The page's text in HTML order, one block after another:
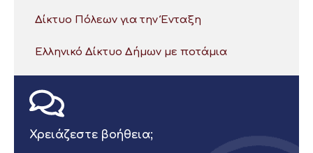
Δίκτυο Πόλεων για την Ένταξη
Ελληνικό Δίκτυο Δήμων με ποτάμια
Χρειάζεστε βοήθεια;